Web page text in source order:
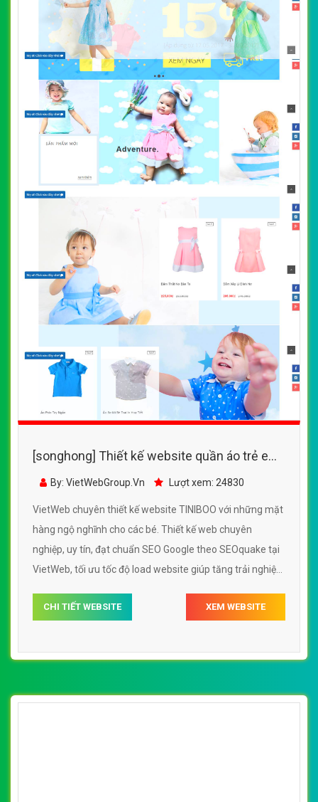
[songhong] Thiết kế website quần áo trẻ em,
quần áo em bé TINIBOO
By: VietWebGroup.Vn Lượt xem: 24830
VietWeb chuyên thiết kế website TINIBOO với những mặt
hàng ngộ nghĩnh cho các bé. Thiết kế web chuyên
nghiệp, uy tín, đạt chuẩn SEO Google theo SEOquake tại
VietWeb, tối ưu tốc độ load website giúp tăng trải nghiệm
CHI TIẾT WEBSITE XEM WEBSITE